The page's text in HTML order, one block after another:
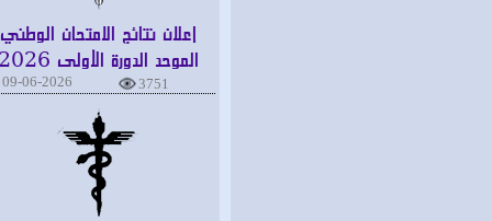
إعلان نتائج الامتحان الوطني
الموحد الدورة الأولى 2026
09-06-2026 3751